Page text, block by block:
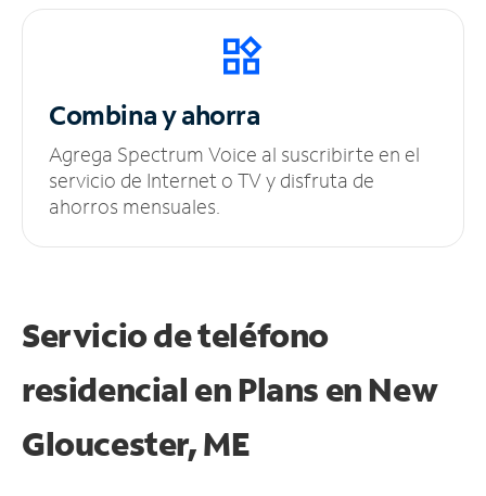
Combina y ahorra
Agrega Spectrum Voice al suscribirte en el
servicio de Internet o TV y disfruta de
ahorros mensuales.
Servicio de teléfono
residencial en Plans en New
Gloucester, ME